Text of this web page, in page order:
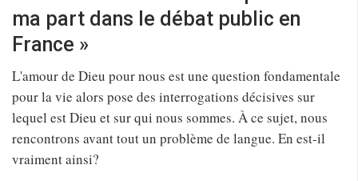
ma part dans le débat public en
France »
L'amour de Dieu pour nous est une question fondamentale
pour la vie alors pose des interrogations décisives sur
lequel est Dieu et sur qui nous sommes. À ce sujet, nous
rencontrons avant tout un problème de langue. En est-il
vraiment ainsi?